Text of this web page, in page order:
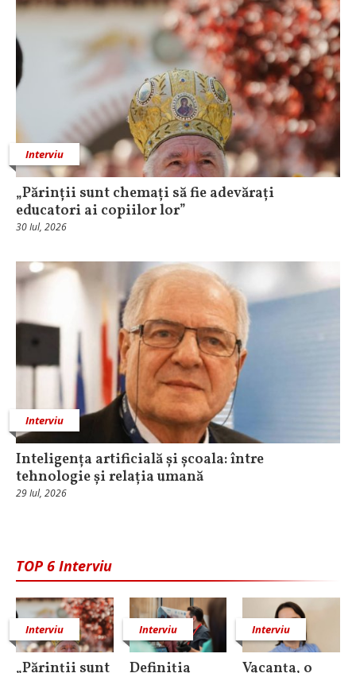
Interviu
„Părinții sunt chemați să fie adevărați
educatori ai copiilor lor”
30 Iul, 2026
Interviu
Inteligența artificială și școala: între
tehnologie și relația umană
29 Iul, 2026
TOP 6 Interviu
Interviu
„Părinții sunt
Interviu
Definiția
Interviu
Vacanța, o